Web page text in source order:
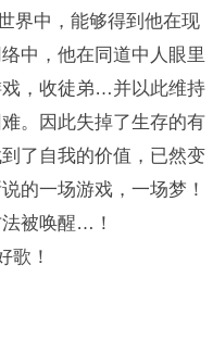
界中，能够得到他在现
中，他在同道中人眼里
戏，收徒弟…并以此维持
。因此失掉了生存的有
了自我的价值，已然变
的一场游戏，一场梦！
被唤醒…！
歌！